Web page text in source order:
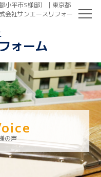
小平市S様邸）｜東京都
会社サンエースリフォー
ォーム
の声